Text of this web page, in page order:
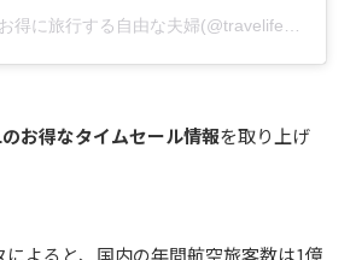
お得なタイムセール情報を取り上げ
よると、国内の年間航空旅客数は1億